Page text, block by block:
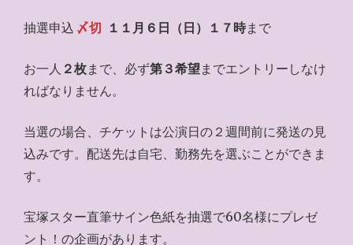
抽選申込 〆切 １１月６日（日）１７時まで
お一人 ２枚まで、必ず第３希望までエントリーしなけ
ればなりません。
当選の場合、チケットは公演日の２週間前に発送の見
込みです。配送先は自宅、勤務先を選ぶことができま
す。
宝塚スター直筆サイン色紙を抽選で60名様にプレゼ
ント！の企画があります。